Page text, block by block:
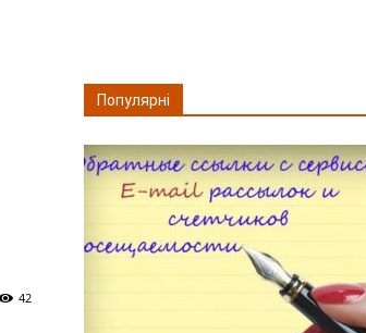
42
Популярні